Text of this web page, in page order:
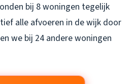
bij 8 woningen tegelijk
alle afvoeren in de wijk door
we bij 24 andere woningen